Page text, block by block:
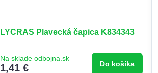
LYCRAS Plavecká čapica K834343
Na sklade odbojna.sk
1,41 € Do košíka